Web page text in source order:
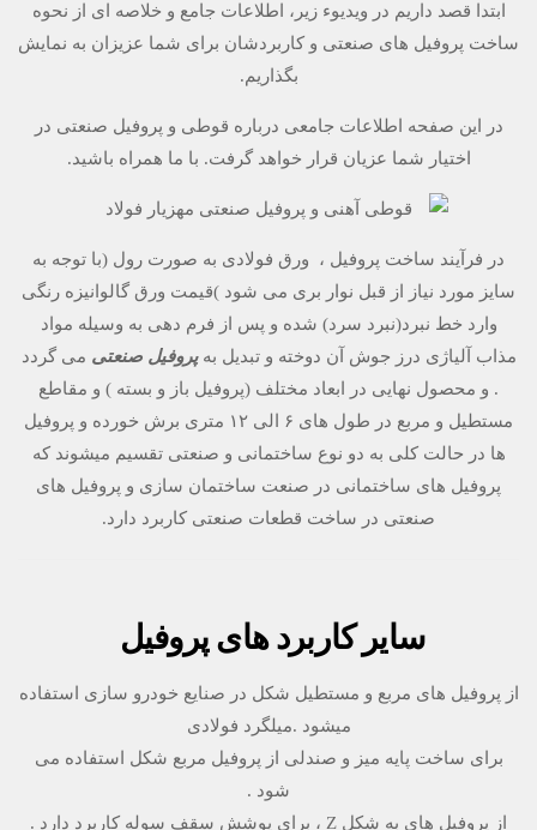
ابتدا قصد داریم در ویدیوء زیر، اطلاعات جامع و خلاصه ای از نحوه
ساخت پروفیل های صنعتی و کاربردشان برای شما عزیزان به نمایش
بگذاریم.
در این صفحه اطلاعات جامعی درباره قوطی و پروفیل صنعتی در
اختیار شما عزیان قرار خواهد گرفت. با ما همراه باشید.
در فرآیند ساخت پروفیل ، ورق فولادی به صورت رول (با توجه به
سایز مورد نیاز از قبل نوار بری می شود )قیمت ورق گالوانیزه رنگی
وارد خط نبرد(نبرد سرد) شده و پس از فرم دهی به وسیله مواد
مذاب آلیاژی درز جوش آن دوخته و تبدیل بهپروفیل صنعتی می گردد
. و محصول نهایی در ابعاد مختلف (پروفیل باز و بسته ) و مقاطع
مستطیل و مربع در طول های ۶ الی ۱۲ متری برش خورده و پروفیل
ها در حالت کلی به دو نوع ساختمانی و صنعتی تقسیم میشوند که
پروفیل های ساختمانی در صنعت ساختمان سازی و پروفیل های
صنعتی در ساخت قطعات صنعتی کاربرد دارد.
سایر کاربرد های پروفیل
از پروفیل های مربع و مستطیل شکل در صنایع خودرو سازی استفاده
میشود .میلگرد فولادی
برای ساخت پایه میز و صندلی از پروفیل مربع شکل استفاده می
شود .
از پروفیل های به شکل Z ، برای پوشش سقف سوله کاربرد دارد .